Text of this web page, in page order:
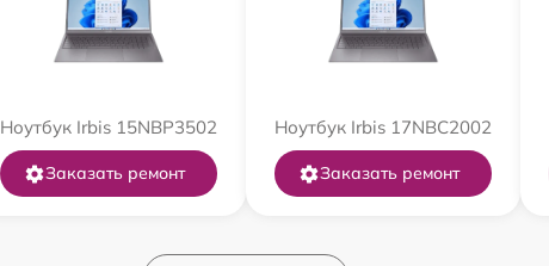
Ноутбук Irbis 15NBP3502
Заказать ремонт
Ноутбук Irbis 17NBC2002
Заказать ремонт